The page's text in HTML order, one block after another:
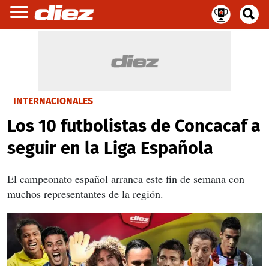
INTERNACIONALES
Los 10 futbolistas de Concacaf a
seguir en la Liga Española
El campeonato español arranca este fin de semana con
muchos representantes de la región.